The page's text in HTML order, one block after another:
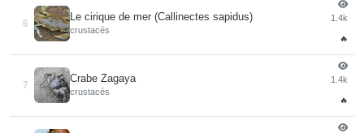
6
Le cirique de mer (Callinectes sapidus)
crustacés
1.4k
🔥
7
Crabe Zagaya
crustacés
1.4k
🔥